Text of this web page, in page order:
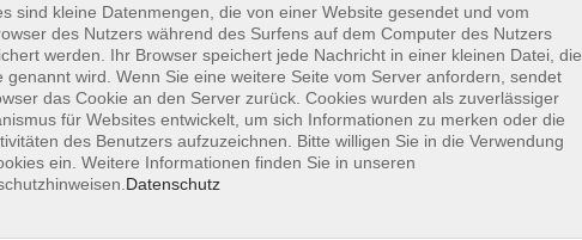
Bildungsurlaub: Fit und gesund in Alltag und Beruf
- Selbsthilfeprogramm für einen starken Rücken
Bildungsurlaub: Kraft tanken mit Kneipp - Mehr
Bewegung im beruflichen Alltag
sind kleine Datenmengen, die von einer Website gesendet und vom
des Nutzers während des Surfens auf dem Computer des Nutzers
werden. Ihr Browser speichert jede Nachricht in einer kleinen Datei, die
genannt wird. Wenn Sie eine weitere Seite vom Server anfordern, sendet
das Cookie an den Server zurück. Cookies wurden als zuverlässiger
für Websites entwickelt, um sich Informationen zu merken oder die
des Benutzers aufzuzeichnen. Bitte willigen Sie in die Verwendung
ein. Weitere Informationen finden Sie in unseren
Datenschutz